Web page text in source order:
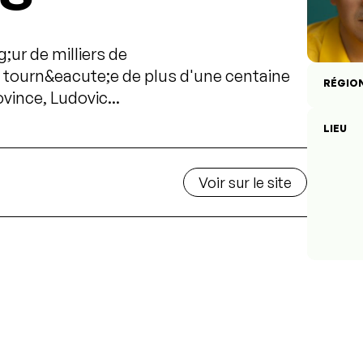
de milliers de
de plus d'une centaine
Ludovic...
Voir sur le site
LIEU